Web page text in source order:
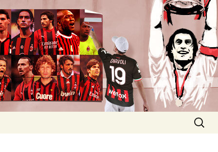
diavoli
Romokban heverő blog egy romokban
heverő csapatról.